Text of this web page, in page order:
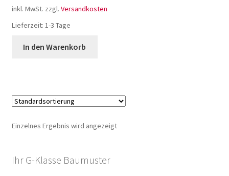
inkl. MwSt. zzgl. Versandkosten
Lieferzeit: 1-3 Tage
In den Warenkorb
Einzelnes Ergebnis wird angezeigt
Ihr G-Klasse Baumuster